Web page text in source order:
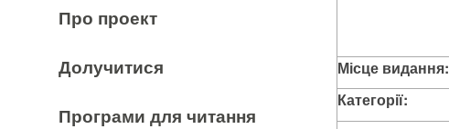
Про проект
Долучитися
Програми для читання
Місце видання:
Категорії: